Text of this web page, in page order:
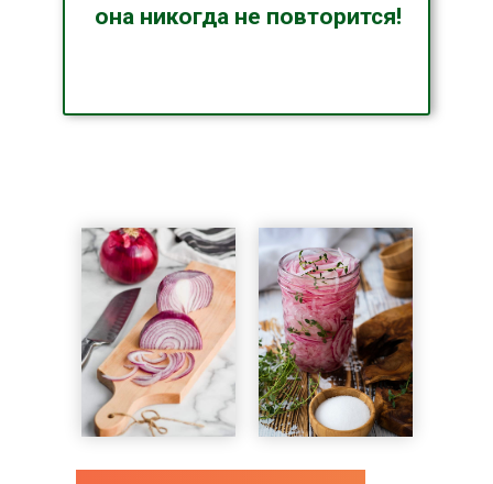
она никогда не повторится!